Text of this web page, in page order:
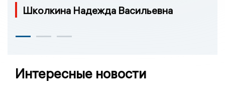
Школкина Надежда Васильевна
Интересные новости